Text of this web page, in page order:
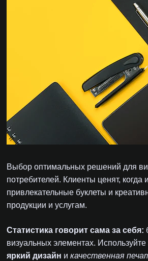
Выбор оптимальных решений для
потребителей. Клиенты ценят,
привлекательные буклеты и
продукции и услугам.
Статистика говорит сама за себя:
визуальных элементах.
яркий дизайн и качественная